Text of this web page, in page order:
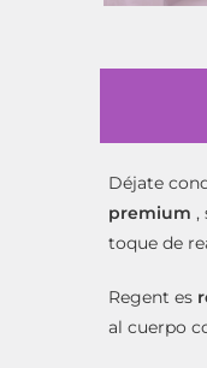
Déjate
premium ,
toque de
Regent es
al cuerpo